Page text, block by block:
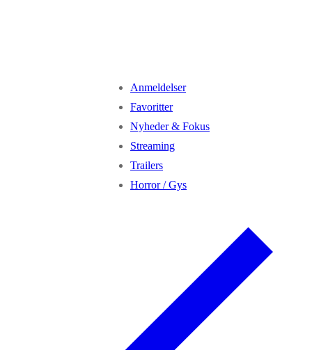
Anmeldelser
Favoritter
Nyheder & Fokus
Streaming
Trailers
Horror / Gys